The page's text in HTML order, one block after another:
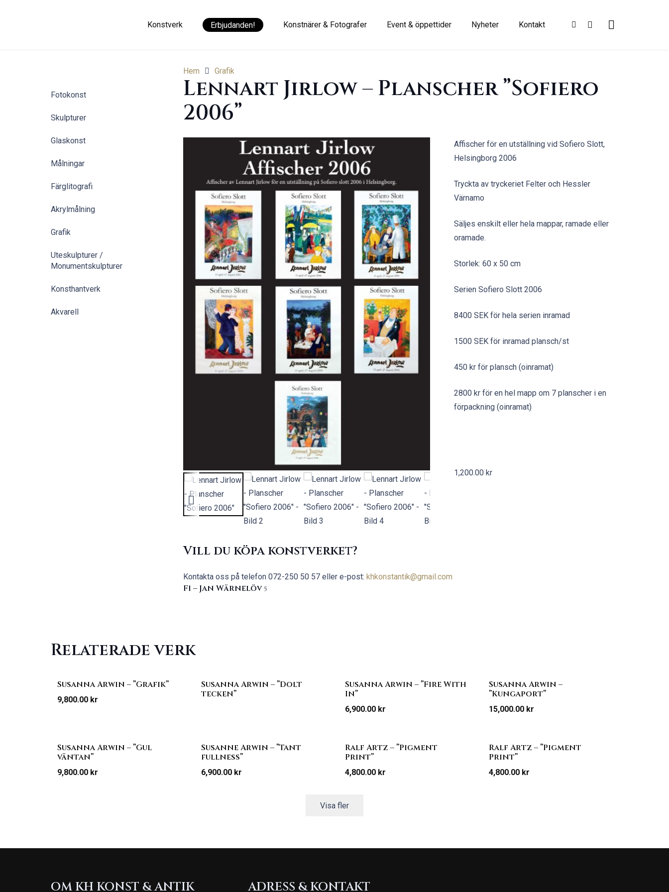
Konstverk Erbjudanden! Konstnärer & Fotografer Event & öppettider Nyheter Kontakt
Fotokonst
Skulpturer
Glaskonst
Målningar
Färglitografi
Akrylmålning
Grafik
Uteskulpturer /
Monumentskulpturer
Konsthantverk
Akvarell
Hem Grafik
Lennart Jirlow – Planscher ”Sofiero
2006”
Affischer för en utställning vid Sofiero Slott,
Helsingborg 2006
Tryckta av tryckeriet Felter och Hessler
Värnamo
Säljes enskilt eller hela mappar, ramade eller
oramade.
Storlek: 60 x 50 cm
Serien Sofiero Slott 2006
8400 SEK för hela serien inramad
1500 SEK för inramad plansch/st
450 kr för plansch (oinramat)
2800 kr för en hel mapp om 7 planscher i en
förpackning (oinramat)
1,200.00 kr
Vill du köpa konstverket?
Kontakta oss på telefon072-250 50 57 eller e-post: khkonstantik@gmail.com
F1 – Jan Wärnelöv5
Relaterade verk
Susanna Arwin – ”Grafik”
9,800.00 kr
Susanna Arwin – ”Dolt
tecken”
Susanna Arwin – ”Fire With
In”
6,900.00 kr
Susanna Arwin –
”Kungaport”
15,000.00 kr
Susanna Arwin – ”Gul
väntan”
9,800.00 kr
Susanne Arwin – ”Tant
fullness”
6,900.00 kr
Ralf Artz – ”Pigment
Print”
4,800.00 kr
Ralf Artz – ”Pigment
Print”
4,800.00 kr
Visa fler
OM KH KONST & ANTIK ADRESS & KONTAKT